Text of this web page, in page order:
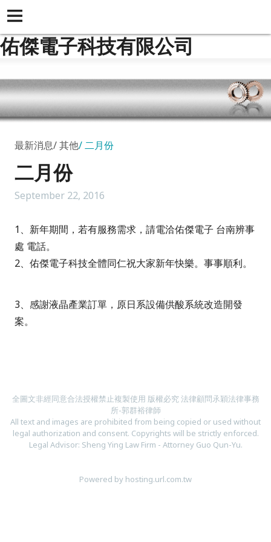
佑傑電子科技有限公司
最新消息 其他 二月份
二月份
September 22, 2016
1、新年期間，若有服務需求，請電洽佑傑電子 台南辨事
處 電話。
2、佑傑電子科技全體同仁祝大家新年快樂。事事順利。
3、感謝液晶產業訂單，原日系設備供酸系統改造開發
案。
全圖文非經同意合法授權禁止複製使用 版權必究 法律顧問氶穎法律事務
所-郭群裕律師
All text and images are prohibited from being copied or used without
legal authorization and consent. Copyrights will be strictly enforced.
Legal Advisor: Sheng Ying Law Firm - Attorney Guo Qun-Yu.
Powered by hosting.url.com.tw